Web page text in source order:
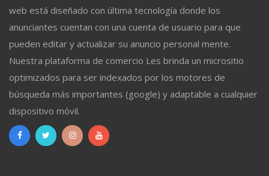
web está diseñado con última tecnología donde los
anunciantes cuentan con una cuenta de usuario para que
pueden editar y actualizar su anuncio personal mente.
Nuestra plataforma de comercio Les brinda un micrositio
optimizados para ser indexados por los motores de
búsqueda más importantes (google) y adaptable a cualquier
dispositivo móvil.